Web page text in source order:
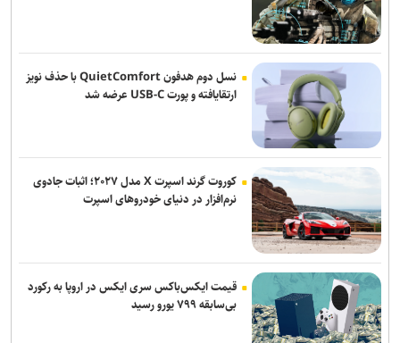
نسل دوم هدفون QuietComfort با حذف نویز
ارتقایافته و پورت USB-C عرضه شد
کوروت گرند اسپرت X مدل ۲۰۲۷؛ اثبات جادوی
نرم‌افزار در دنیای خودروهای اسپرت
قیمت ایکس‌باکس سری ایکس در اروپا به رکورد
بی‌سابقه ۷۹۹ یورو رسید